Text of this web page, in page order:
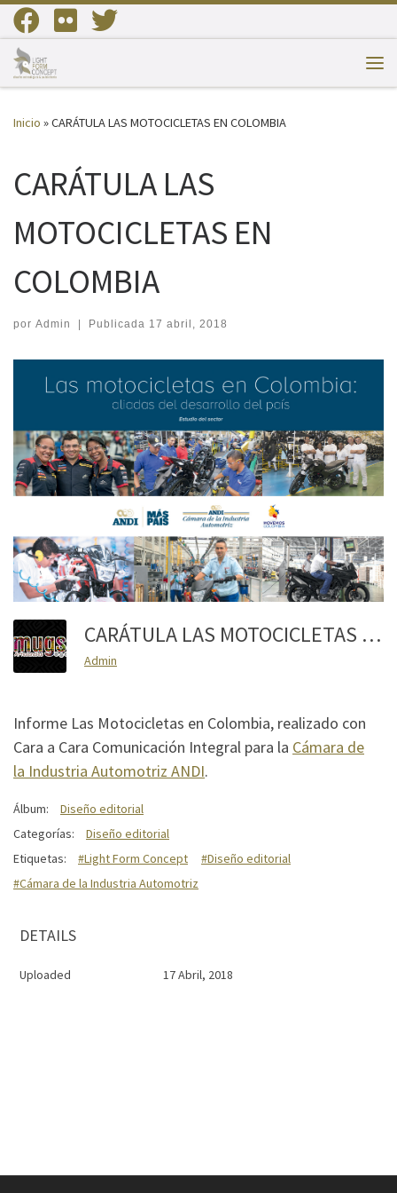
Saltar al contenido
Inicio »CARÁTULA LAS MOTOCICLETAS EN COLOMBIA
CARÁTULA LAS
MOTOCICLETAS EN
COLOMBIA
por Admin | Publicada 17 abril, 2018
CARÁTULA LAS MOTOCICLETAS EN COLOMBIA
Admin
Informe Las Motocicletas en Colombia, realizado con
Cara a Cara Comunicación Integral para la Cámara de
la Industria Automotriz ANDI.
Álbum:
Diseño editorial
Categorías:
Diseño editorial
Etiquetas:
#Light Form Concept
#Diseño editorial
#Cámara de la Industria Automotriz
DETAILS
Uploaded 17 Abril, 2018